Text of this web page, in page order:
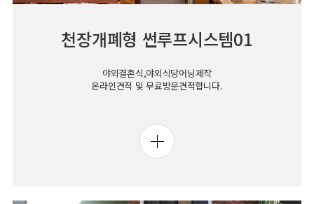
천장개폐형 썬루프시스템01
야외결혼식,야외식당어닝제작
온라인견적 및 무료방문견적합니다.